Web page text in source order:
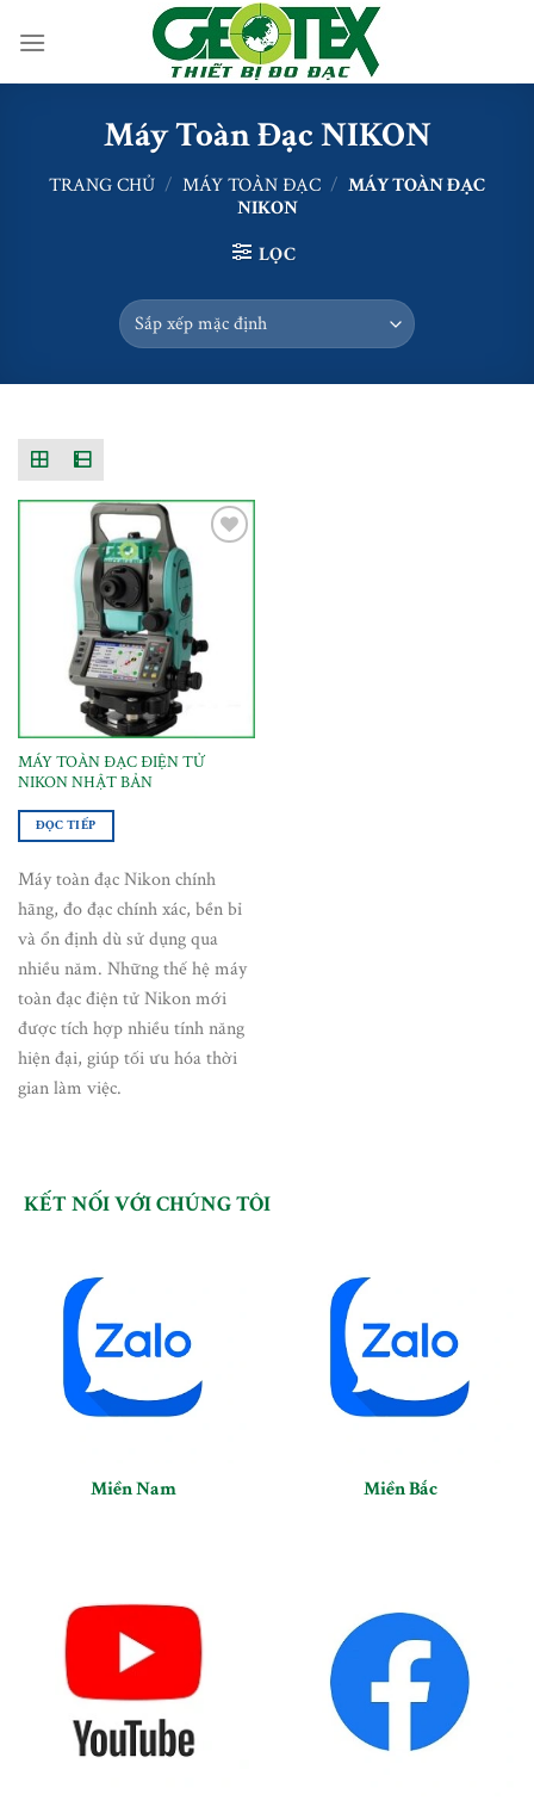
Máy Toàn Đạc NIKON
TRANG CHỦ / MÁY TOÀN ĐẠC / MÁY TOÀN ĐẠC
NIKON
LỌC
MÁY TOÀN ĐẠC ĐIỆN TỬ
NIKON NHẬT BẢN
ĐỌC TIẾP
Máy toàn đạc Nikon chính
hãng, đo đạc chính xác, bền bỉ
và ổn định dù sử dụng qua
nhiều năm. Những thế hệ máy
toàn đạc điện tử Nikon mới
được tích hợp nhiều tính năng
hiện đại, giúp tối ưu hóa thời
gian làm việc.
KẾT NỐI VỚI CHÚNG TÔI
Miền Nam Miền Bắc